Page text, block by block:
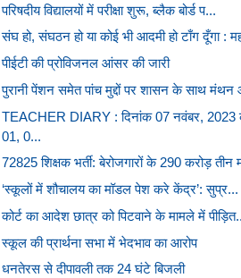
परिषदीय विद्यालयों में परीक्षा शुरू, ब्लैक बोर्ड प...
संघ हो, संघठन हो या कोई भी आदमी हो टाँग दूँगा :
पीईटी की प्रोविजनल आंसर की जारी
पुरानी पेंशन समेत पांच मुद्दों पर शासन के साथ
TEACHER DIARY : दिनांक 07 नवंबर, 2023
01, 0...
72825 शिक्षक भर्ती: बेरोजगारों के 290 करोड़ तीन
‘स्कूलों में शौचालय का मॉडल पेश करे केंद्र’: सुप्र...
कोर्ट का आदेश छात्र को पिटवाने के मामले में
स्कूल की प्रार्थना सभा में भेदभाव का आरोप
धनतेरस से दीपावली तक 24 घंटे बिजली